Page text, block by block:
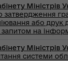
Міністрів
затвердження
або друк
запитом на
Міністрів
системи